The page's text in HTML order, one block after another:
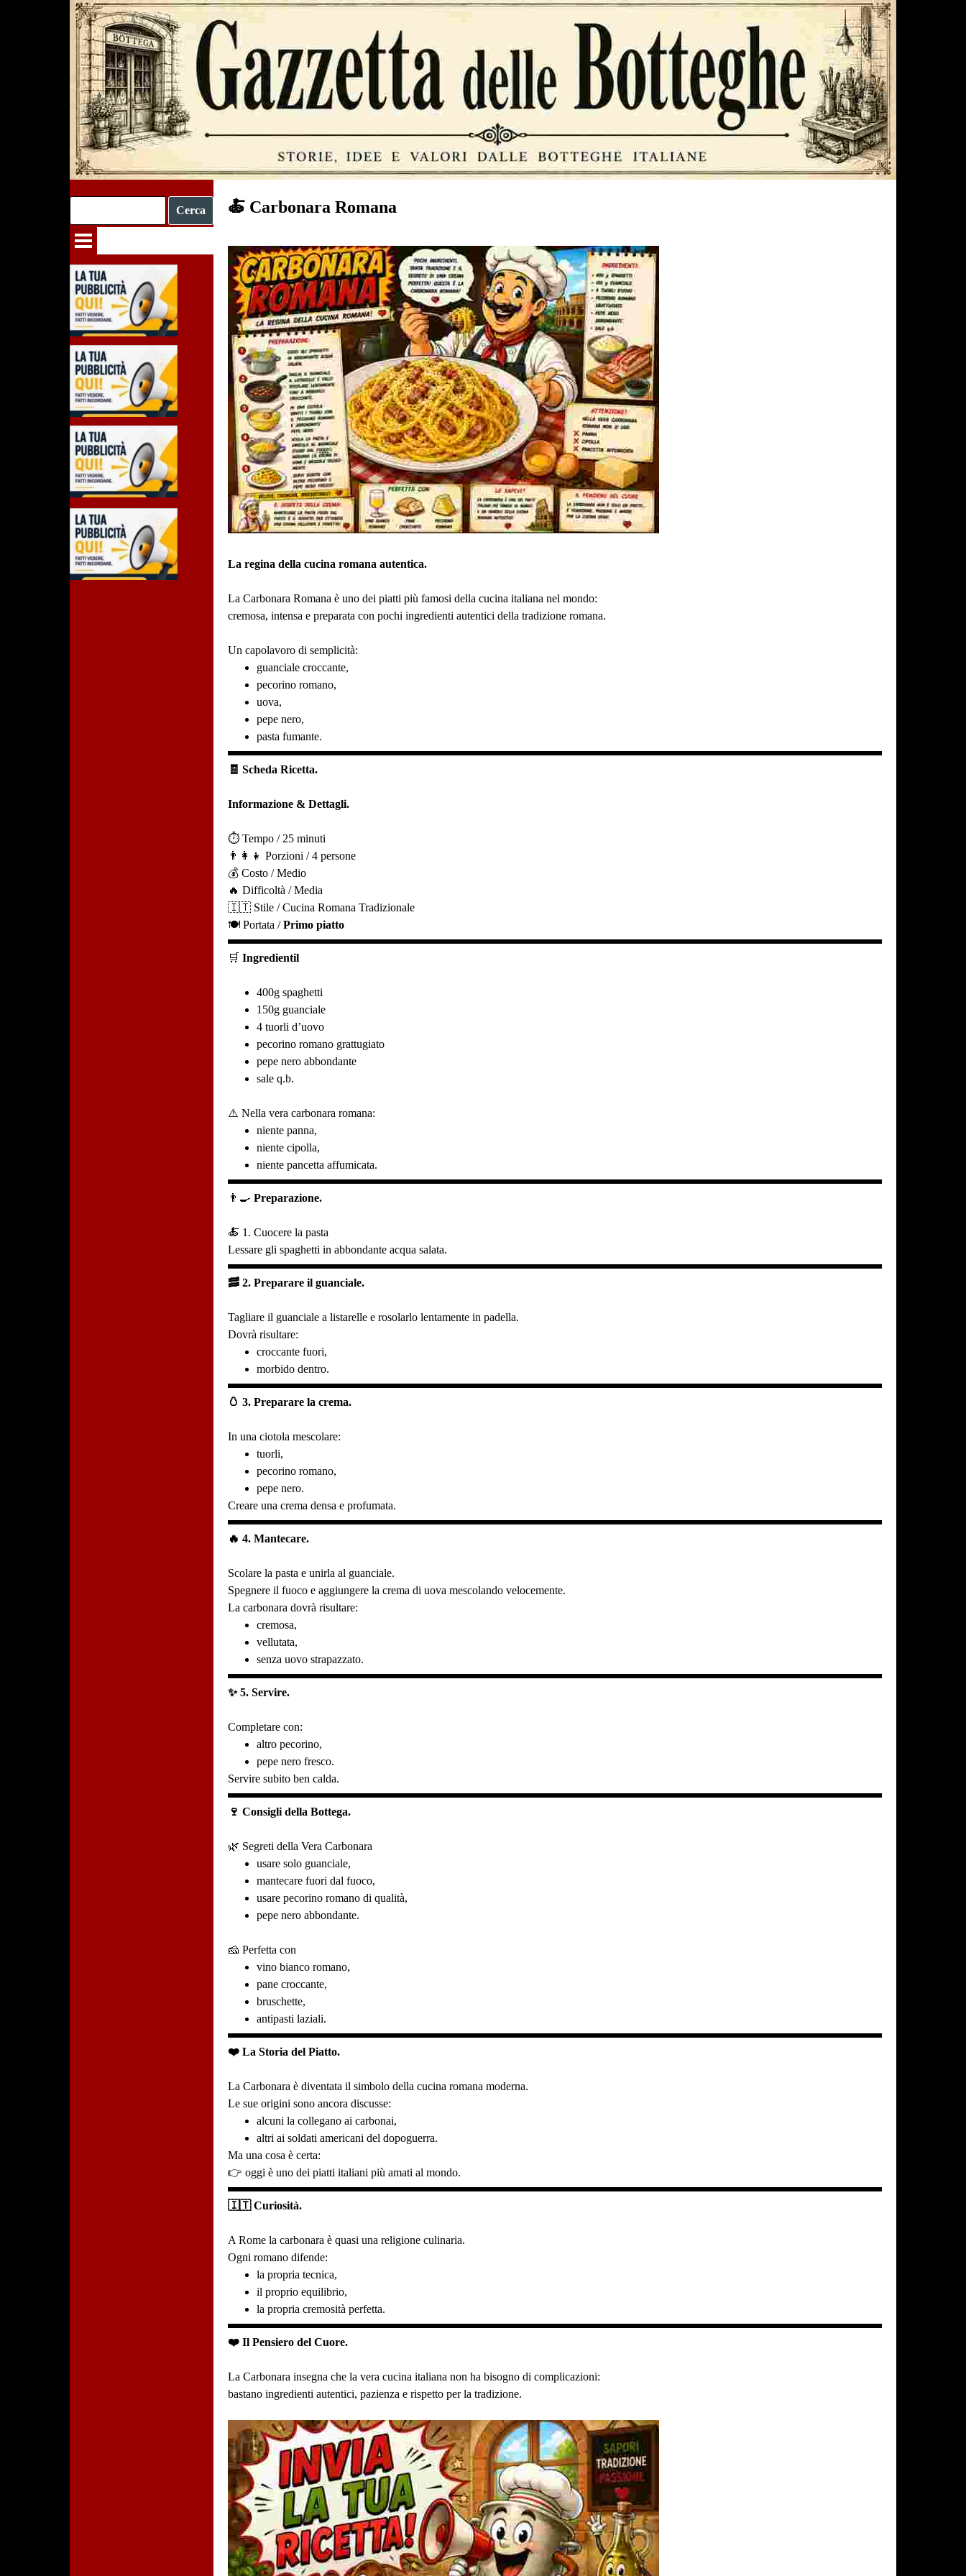
Cerca
🍝 Carbonara Romana
La regina della cucina romana autentica.
La Carbonara Romana è uno dei piatti più famosi della cucina italiana nel mondo:
cremosa, intensa e preparata con pochi ingredienti autentici della tradizione romana.
Un capolavoro di semplicità:
guanciale croccante,
pecorino romano,
uova,
pepe nero,
pasta fumante.
🧾 Scheda Ricetta.
Informazione & Dettagli.
⏱️ Tempo / 25 minuti
👨‍👩‍👧 Porzioni / 4 persone
💰 Costo / Medio
🔥 Difficoltà / Media
🇮🇹 Stile / Cucina Romana Tradizionale
🍽️ Portata /Primo piatto
🛒Ingredientil
400g spaghetti
150g guanciale
4 tuorli d’uovo
pecorino romano grattugiato
pepe nero abbondante
sale q.b.
⚠️ Nella vera carbonara romana:
niente panna,
niente cipolla,
niente pancetta affumicata.
👨‍🍳Preparazione.
🍝 1. Cuocere la pasta
Lessare gli spaghetti in abbondante acqua salata.
🥓 2. Preparare il guanciale.
Tagliare il guanciale a listarelle e rosolarlo lentamente in padella.
Dovrà risultare:
croccante fuori,
morbido dentro.
🥚 3. Preparare la crema.
In una ciotola mescolare:
tuorli,
pecorino romano,
pepe nero.
Creare una crema densa e profumata.
🔥 4. Mantecare.
Scolare la pasta e unirla al guanciale.
Spegnere il fuoco e aggiungere la crema di uova mescolando velocemente.
La carbonara dovrà risultare:
cremosa,
vellutata,
senza uovo strapazzato.
✨ 5. Servire.
Completare con:
altro pecorino,
pepe nero fresco.
Servire subito ben calda.
🍷 Consigli della Bottega.
🌿 Segreti della Vera Carbonara
usare solo guanciale,
mantecare fuori dal fuoco,
usare pecorino romano di qualità,
pepe nero abbondante.
🧀 Perfetta con
vino bianco romano,
pane croccante,
bruschette,
antipasti laziali.
❤️ La Storia del Piatto.
La Carbonara è diventata il simbolo della cucina romana moderna.
Le sue origini sono ancora discusse:
alcuni la collegano ai carbonai,
altri ai soldati americani del dopoguerra.
Ma una cosa è certa:
👉 oggi è uno dei piatti italiani più amati al mondo.
🇮🇹 Curiosità.
A Rome la carbonara è quasi una religione culinaria.
Ogni romano difende:
la propria tecnica,
il proprio equilibrio,
la propria cremosità perfetta.
❤️ Il Pensiero del Cuore.
La Carbonara insegna che la vera cucina italiana non ha bisogno di complicazioni:
bastano ingredienti autentici, pazienza e rispetto per la tradizione.